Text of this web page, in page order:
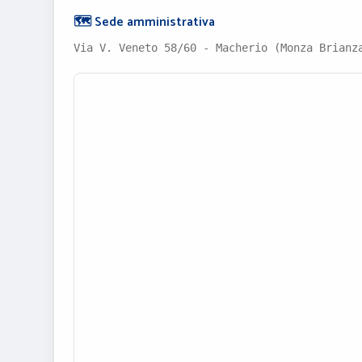
🗺️ Sede amministrativa
Via V. Veneto 58/60 - Macherio (Monza